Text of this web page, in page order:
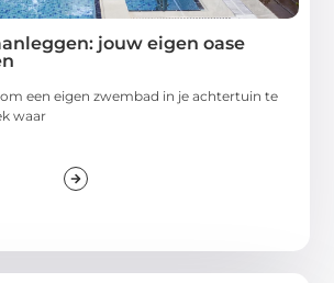
jouw eigen oase
een eigen zwembad in je achtertuin te
waar